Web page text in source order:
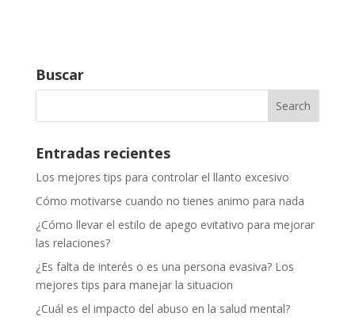
Buscar
Entradas recientes
Los mejores tips para controlar el llanto excesivo
Cómo motivarse cuando no tienes animo para nada
¿Cómo llevar el estilo de apego evitativo para mejorar
las relaciones?
¿Es falta de interés o es una persona evasiva? Los
mejores tips para manejar la situacion
¿Cuál es el impacto del abuso en la salud mental?